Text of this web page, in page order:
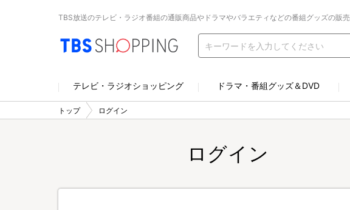
TBS放送のテレビ・ラジオ番組の通販商品やドラマやバラエティなどの番組グッズの販売
テレビ・ラジオショッピング ドラマ・番組グッズ＆DVD
トップ ログイン
ログイン